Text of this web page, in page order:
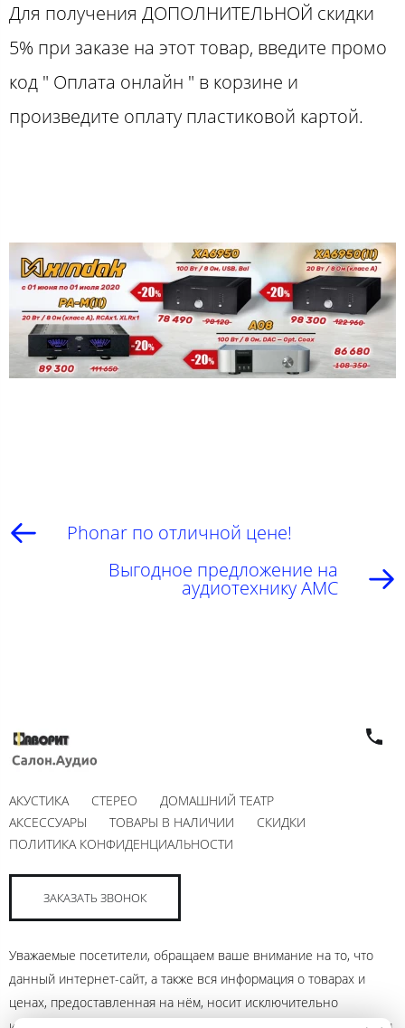
Для получения ДОПОЛНИТЕЛЬНОЙ скидки
5% при заказе на этот товар, введите промо
код " Оплата онлайн " в корзине и
произведите оплату пластиковой картой.
Phonar по отличной цене!
Выгодное предложение на
аудиотехнику AMC
АКУСТИКА СТЕРЕО
ДОМАШНИЙ ТЕАТР
АКСЕССУАРЫ
ТОВАРЫ В НАЛИЧИИ
СКИДКИ
ПОЛИТИКА КОНФИДЕНЦИАЛЬНОСТИ
ЗАКАЗАТЬ ЗВОНОК
Уважаемые посетители, обращаем ваше внимание на то, что
данный интернет-сайт, а также вся информация о товарах и
ценах, предоставленная на нём, носит исключительно